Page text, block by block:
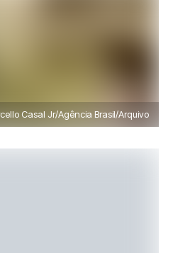
Casal Jr/Agência Brasil/Arquivo